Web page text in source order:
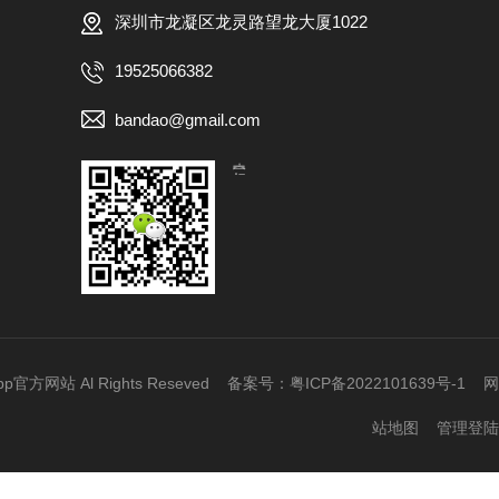
深圳市龙凝区龙灵路望龙大厦1022
19525066382
bandao@gmail.com
【扫一扫，关注我们】
官方网站 Al Rights Reseved 备案号： 粤ICP备2022101639号-1 网
站地图 管理登陆